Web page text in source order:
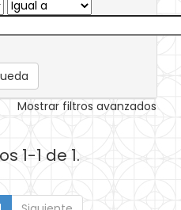
Mostrar filtros avanzados
1-1 de 1.